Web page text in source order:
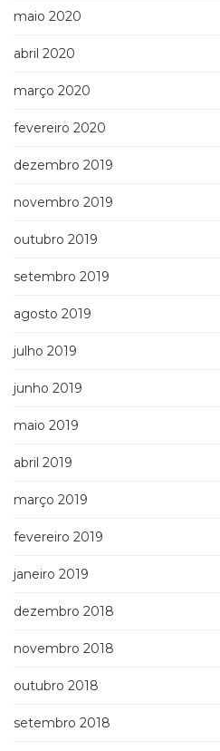
maio 2020
abril 2020
março 2020
fevereiro 2020
dezembro 2019
novembro 2019
outubro 2019
setembro 2019
agosto 2019
julho 2019
junho 2019
maio 2019
abril 2019
março 2019
fevereiro 2019
janeiro 2019
dezembro 2018
novembro 2018
outubro 2018
setembro 2018